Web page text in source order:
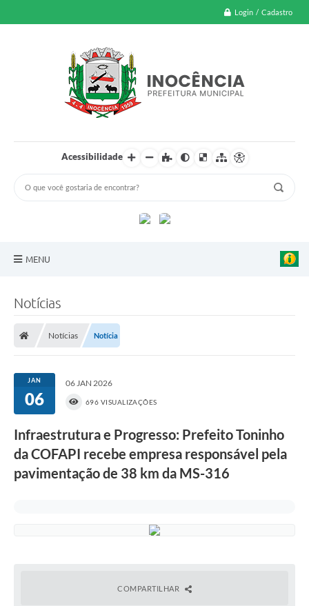
Login / Cadastro
Acessibilidade
MENU
Transparência Pública
Notícias
Legislação
Renuncia de Receita
Galeria de Fotos
Notícias
Notícias Notícia
JAN
06
06 JAN 2026
696 VISUALIZAÇÕES
Infraestrutura e Progresso: Prefeito Toninho
da COFAPI recebe empresa responsável pela
pavimentação de 38 km da MS-316
COMPARTILHAR